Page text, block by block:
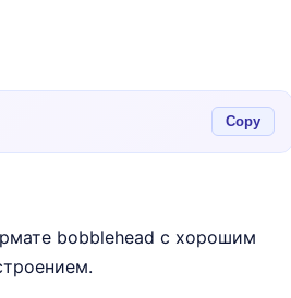
Copy
bobblehead с хорошим